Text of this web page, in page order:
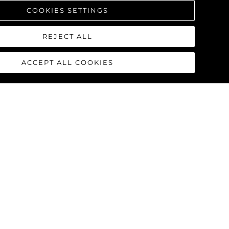
COOKIES SETTINGS
REJECT ALL
ACCEPT ALL COOKIES